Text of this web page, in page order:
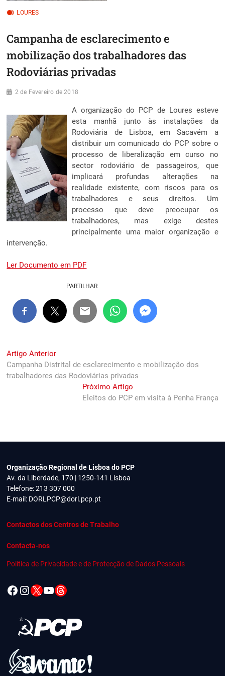
LOURES
Campanha de esclarecimento e
mobilização dos trabalhadores das
Rodoviárias privadas
2 de Fevereiro de 2018
A organização do PCP de Loures esteve
esta manhã junto às instalações da
Rodoviária de Lisboa, em Sacavém a
distribuir um comunicado do PCP sobre o
processo de liberalização em curso no
sector rodoviário de passageiros, que
implicará profundas alterações na
realidade existente, com riscos para os
trabalhadores e seus direitos. Um
processo que deve preocupar os
trabalhadores, mas exige destes
principalmente uma maior organização e
intervenção.
Ler Documento em PDF
PARTILHAR
Navegação
de
Artigo AnteriorPrevious
post:
Campanha Distrital de esclarecimento e mobilização dos
trabalhadores das Rodoviárias privadas
Próximo ArtigoNext
post:
Eleitos do PCP em visita à Penha França
Organização Regional de Lisboa do PCP
Av. da Liberdade, 170 | 1250-141 Lisboa
Telefone: 213 307 000
E-mail: DORLPCP@dorl.pcp.pt
Contactos dos Centros de Trabalho
Contacta-nos
Política de Privacidade e de Protecção de Dados Pessoais
Facebook
Instagram
X YouTube
Threads